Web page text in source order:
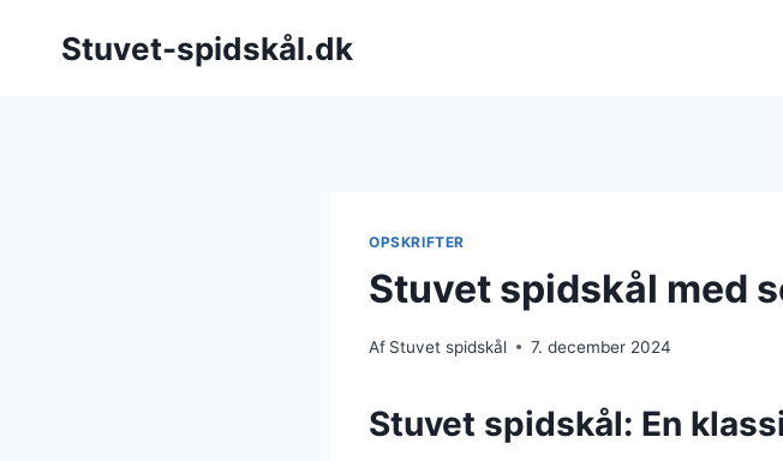
Stuvet-spidskål.dk
OPSKRIFTER
Stuvet spidskål med
Af Stuvet spidskål 7. december 2024
Stuvet spidskål: En